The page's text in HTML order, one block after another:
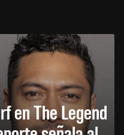
en The Legend